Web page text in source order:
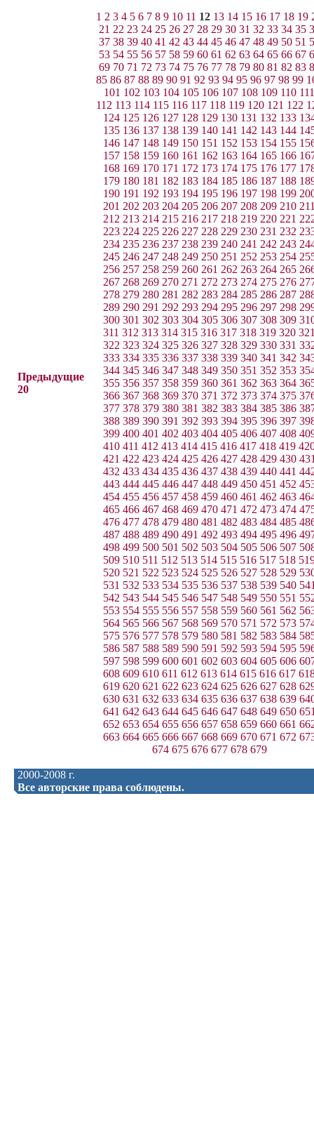
Предыдущие
20
1 2 3 4 5 6 7 8 9 10 11 12 13 14 15 16 17 18 19
21 22 23 24 25 26 27 28 29 30 31 32 33 34 35
37 38 39 40 41 42 43 44 45 46 47 48 49 50 51
53 54 55 56 57 58 59 60 61 62 63 64 65 66 67
69 70 71 72 73 74 75 76 77 78 79 80 81 82 83
85 86 87 88 89 90 91 92 93 94 95 96 97 98 99
101 102 103 104 105 106 107 108 109 110 111
112 113 114 115 116 117 118 119 120 121 122
124 125 126 127 128 129 130 131 132 133
135 136 137 138 139 140 141 142 143 144
146 147 148 149 150 151 152 153 154 155
157 158 159 160 161 162 163 164 165 166
168 169 170 171 172 173 174 175 176 177
179 180 181 182 183 184 185 186 187 188
190 191 192 193 194 195 196 197 198 199
201 202 203 204 205 206 207 208 209 210
212 213 214 215 216 217 218 219 220 221
223 224 225 226 227 228 229 230 231 232
234 235 236 237 238 239 240 241 242 243
245 246 247 248 249 250 251 252 253 254
256 257 258 259 260 261 262 263 264 265
267 268 269 270 271 272 273 274 275 276
278 279 280 281 282 283 284 285 286 287
289 290 291 292 293 294 295 296 297 298
300 301 302 303 304 305 306 307 308 309
311 312 313 314 315 316 317 318 319 320
322 323 324 325 326 327 328 329 330 331
333 334 335 336 337 338 339 340 341 342
344 345 346 347 348 349 350 351 352 353
355 356 357 358 359 360 361 362 363 364
366 367 368 369 370 371 372 373 374 375
377 378 379 380 381 382 383 384 385 386
388 389 390 391 392 393 394 395 396 397
399 400 401 402 403 404 405 406 407 408
410 411 412 413 414 415 416 417 418 419
421 422 423 424 425 426 427 428 429 430
432 433 434 435 436 437 438 439 440 441
443 444 445 446 447 448 449 450 451 452
454 455 456 457 458 459 460 461 462 463
465 466 467 468 469 470 471 472 473 474
476 477 478 479 480 481 482 483 484 485
487 488 489 490 491 492 493 494 495 496
498 499 500 501 502 503 504 505 506 507
509 510 511 512 513 514 515 516 517 518
520 521 522 523 524 525 526 527 528 529
531 532 533 534 535 536 537 538 539 540
542 543 544 545 546 547 548 549 550 551
553 554 555 556 557 558 559 560 561 562
564 565 566 567 568 569 570 571 572 573
575 576 577 578 579 580 581 582 583 584
586 587 588 589 590 591 592 593 594 595
597 598 599 600 601 602 603 604 605 606
608 609 610 611 612 613 614 615 616 617
619 620 621 622 623 624 625 626 627 628
630 631 632 633 634 635 636 637 638 639
641 642 643 644 645 646 647 648 649 650
652 653 654 655 656 657 658 659 660 661
663 664 665 666 667 668 669 670 671 672
674 675 676 677 678 679
2000-2008 г.
Все авторские права соблюдены.